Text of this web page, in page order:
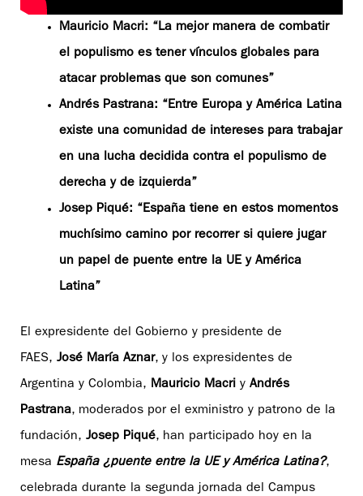
Mauricio Macri: “La mejor manera de combatir
el populismo es tener vínculos globales para
atacar problemas que son comunes”
Andrés Pastrana: “Entre Europa y América Latina
existe una comunidad de intereses para trabajar
en una lucha decidida contra el populismo de
derecha y de izquierda”
Josep Piqué: “España tiene en estos momentos
muchísimo camino por recorrer si quiere jugar
un papel de puente entre la UE y América
Latina”
El expresidente del Gobierno y presidente de
FAES, José María Aznar, y los expresidentes de
Argentina y Colombia, Mauricio Macri y Andrés
Pastrana, moderados por el exministro y patrono de la
fundación, Josep Piqué, han participado hoy en la
mesa España ¿puente entre la UE y América Latina?,
celebrada durante la segunda jornada del Campus